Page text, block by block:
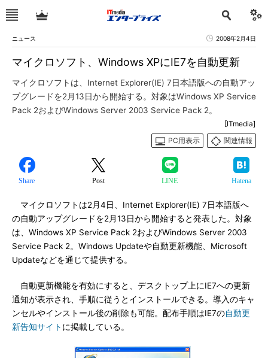
ニュース 2008年2月4日
マイクロソフト、Windows XPにIE7を自動更新
マイクロソフトは、Internet Explorer(IE) 7日本語版への自動アッ
プグレードを2月13日から開始する。対象はWindows XP Service
Pack 2およびWindows Server 2003 Service Pack 2。
[ITmedia]
PC用表示
関連情報
Share Post LINE Hatena
マイクロソフトは2月4日、Internet Explorer(IE) 7日本語版へ
の自動アップグレードを2月13日から開始すると発表した。対象
は、Windows XP Service Pack 2およびWindows Server 2003
Service Pack 2。Windows Updateや自動更新機能、Microsoft
Updateなどを通じて提供する。
自動更新機能を有効にすると、デスクトップ上にIE7への更新
通知が表示され、手順に従うとインストールできる。導入のキャ
ンセルやインストール後の削除も可能。配布手順はIE7の自動更
新告知サイト に掲載している。